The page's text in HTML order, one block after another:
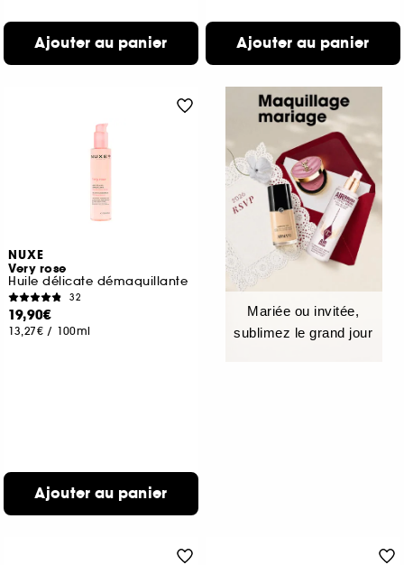
Ajouter au panier Ajouter au panier
NUXE
Very rose
Huile délicate démaquillante
32
19,90€
13,27€ / 100ml
Ajouter au panier
Mariée ou invitée,
sublimez le grand jour